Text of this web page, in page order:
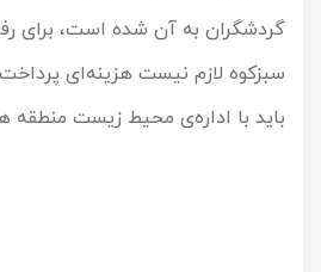
گردشگران به آن شده است، برای
سبزکوه لازم نیست هزینه‌ای پرداخت
باید با اداره‌ی محیط زیست